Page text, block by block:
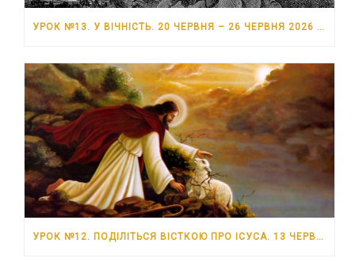
УРОК №13. У ВІЧНІСТЬ. 20 ЧЕРВНЯ – 26 ЧЕРВНЯ 2026 РОКУ
УРОК №12. ПОДІЛІТЬСЯ ВІСТКОЮ ПРО ІСУСА. 13 ЧЕРВНЯ – 19 ЧЕРВНЯ 2026 РОКУ